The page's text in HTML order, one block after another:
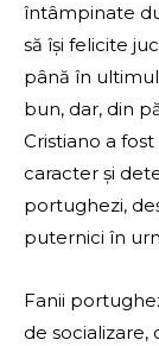
întâmpinate
să își felicite
până în
bun, dar, din
Cristiano a
caracter și
portughezi,
puternici în
Fanii
de socializare,